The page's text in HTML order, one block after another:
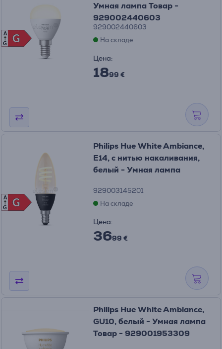
G
G
A
G
Умная лампа Товар -
929002440603
929002440603
На складе
Цена:
1899 €
G
G
A
G
Philips Hue White Ambiance,
E14, с нитью накаливания,
белый - Умная лампа
929003145201
На складе
Цена:
3699 €
Philips Hue White Ambiance,
GU10, белый - Умная лампа
Товар - 929001953309